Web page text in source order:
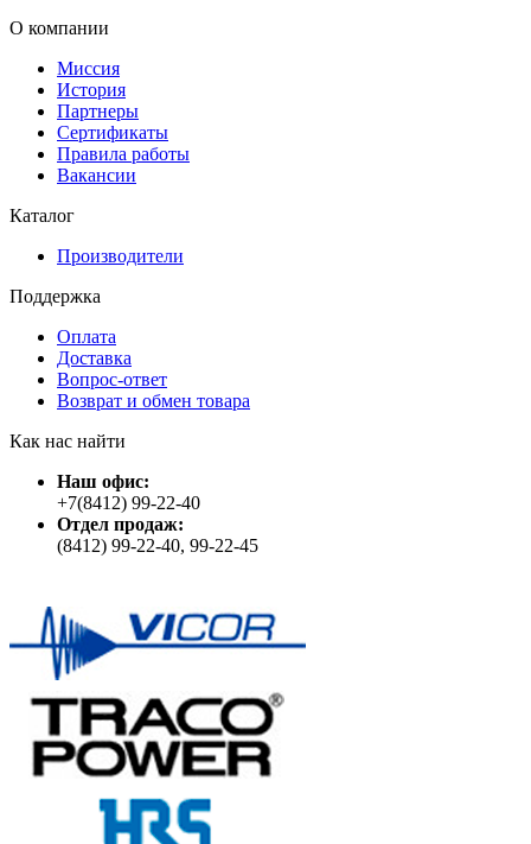
О компании
Миссия
История
Партнеры
Сертификаты
Правила работы
Вакансии
Каталог
Производители
Поддержка
Оплата
Доставка
Вопрос-ответ
Возврат и обмен товара
Как нас найти
Наш офис:
+7(8412) 99-22-40
Отдел продаж:
(8412) 99-22-40, 99-22-45